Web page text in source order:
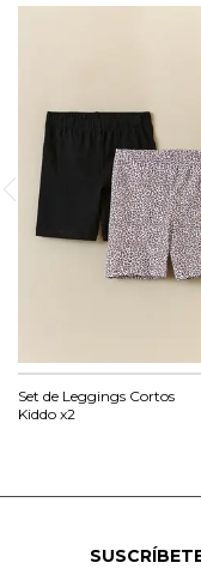
Set de Leggings Cortos
Kiddo x2